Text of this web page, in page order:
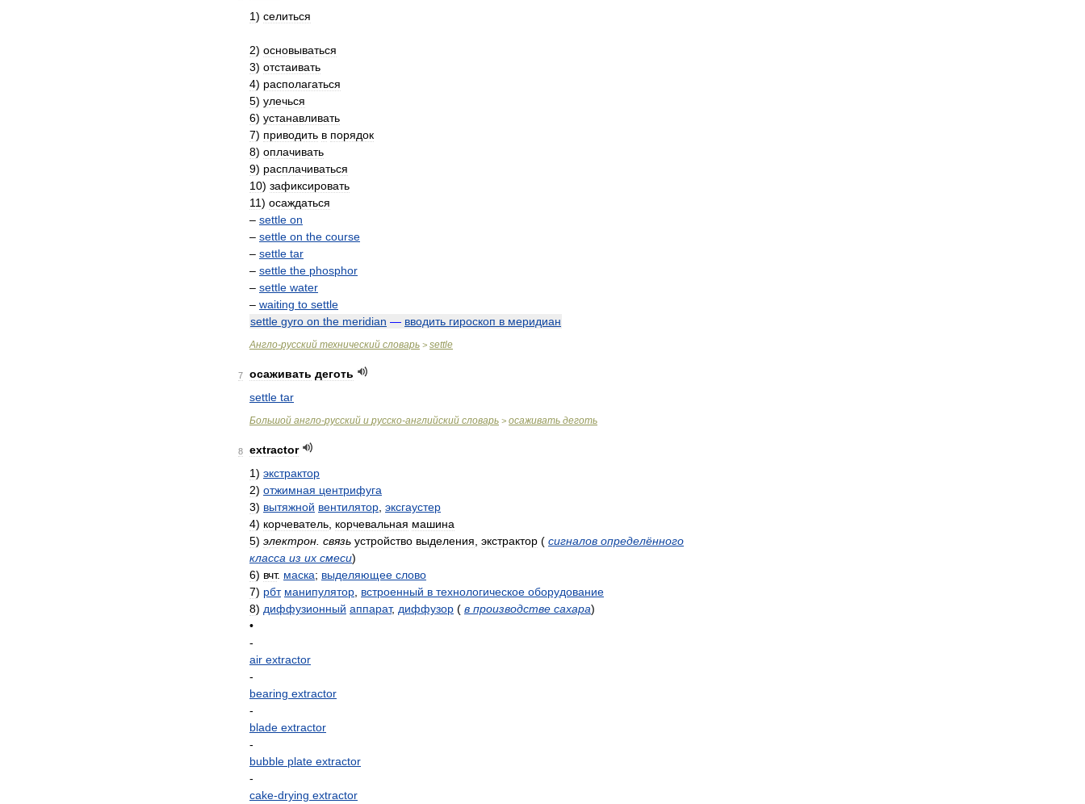
1) селиться
2) основываться
3) отстаивать
4) располагаться
5) улечься
6) устанавливать
7) приводить в порядок
8) оплачивать
9) расплачиваться
10) зафиксировать
11) осаждаться
– settle on
– settle on the course
– settle tar
– settle the phosphor
– settle water
– waiting to settle
settle gyro on the meridian — вводить гироскоп в меридиан
Англо-русский технический словарь > settle
7 осаживать деготь
settle tar
Большой англо-русский и русско-английский словарь > осаживать деготь
8
extractor
1) экстрактор
2) отжимная центрифуга
3) вытяжной вентилятор эксгаустер
4) корчеватель корчевальная машина
5) электрон связь устройство выделения экстрактор ( сигналов определённого
класса из их смеси)
6) вчт. маска; выделяющее слово
7) рбт манипулятор встроенный в технологическое оборудование
8) диффузионный аппарат, диффузор ( в производстве сахара)
•
-
air extractor
-
bearing extractor
-
blade extractor
-
bubble plate extractor
-
cake-drying extractor